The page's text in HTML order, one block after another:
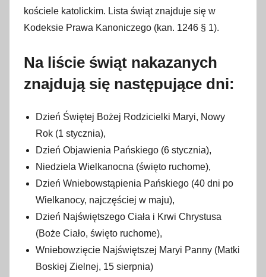
a
n
m
a
a
0
kościele katolickim. Lista świąt znajduje się w
Kodeksie Prawa Kanoniczego (kan. 1246 § 1).
Na liście świąt nakazanych
znajdują się następujące dni:
Dzień Świętej Bożej Rodzicielki Maryi, Nowy
Rok (1 stycznia),
Dzień Objawienia Pańskiego (6 stycznia),
Niedziela Wielkanocna (święto ruchome),
Dzień Wniebowstąpienia Pańskiego (40 dni po
Wielkanocy, najczęściej w maju),
Dzień Najświętszego Ciała i Krwi Chrystusa
(Boże Ciało, święto ruchome),
Wniebowzięcie Najświętszej Maryi Panny (Matki
Boskiej Zielnej, 15 sierpnia)